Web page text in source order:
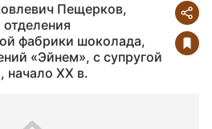
Пещерков,
фабрики шоколада,
«Эйнем», с супругой
начало ХХ в.